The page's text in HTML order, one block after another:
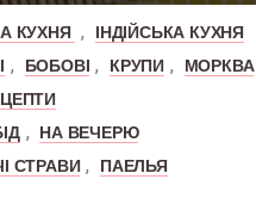
КУХНЯ ,
ІНДІЙСЬКА КУХНЯ
, БОБОВІ , КРУПИ , МОРКВА
,
НА ВЕЧЕРЮ
СТРАВИ , ПАЕЛЬЯ